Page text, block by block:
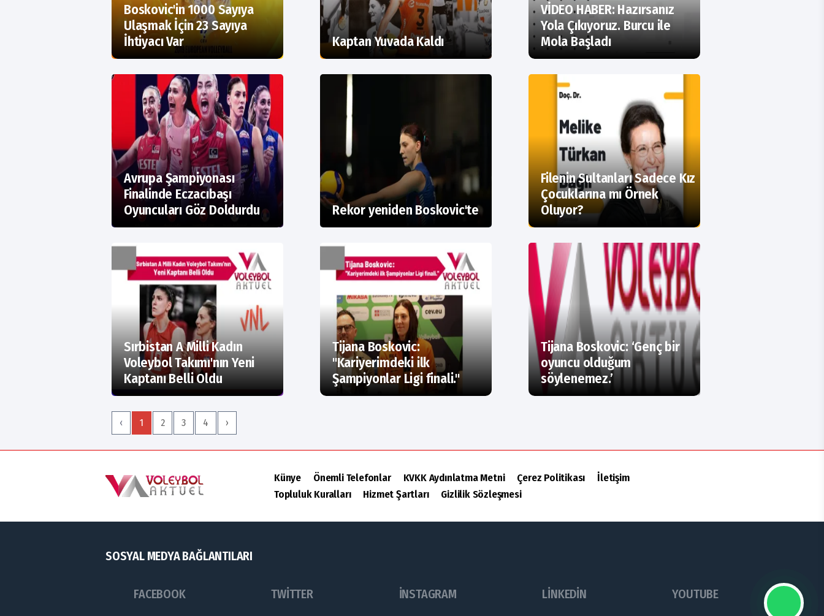
Boskovic'in 1000 Sayıya
Ulaşmak İçin 23 Sayıya
İhtiyacı Var
Kaptan Yuvada Kaldı
VİDEO HABER: Hazırsanız
Yola Çıkıyoruz. Burcu ile
Mola Başladı
Avrupa Şampiyonası
Finalinde Eczacıbaşı
Oyuncuları Göz Doldurdu
Rekor yeniden Boskovic'te
Filenin Sultanları Sadece Kız
Çocuklarına mı Örnek
Oluyor?
Sırbistan A Milli Kadın
Voleybol Takımı'nın Yeni
Kaptanı Belli Oldu
Tijana Boskovic:
''Kariyerimdeki ilk
Şampiyonlar Ligi finali.''
Tijana Boskovic: ‘Genç bir
oyuncu olduğum
söylenemez.’
‹ 1 2 3 4 ›
Künye Önemli Telefonlar KVKK Aydınlatma Metni Çerez Politikası
İletişim
Topluluk Kuralları
Hizmet Şartları Gizlilik Sözleşmesi
SOSYAL MEDYA BAĞLANTILARI
FACEBOOK TWITTER INSTAGRAM LINKEDIN YOUTUBE